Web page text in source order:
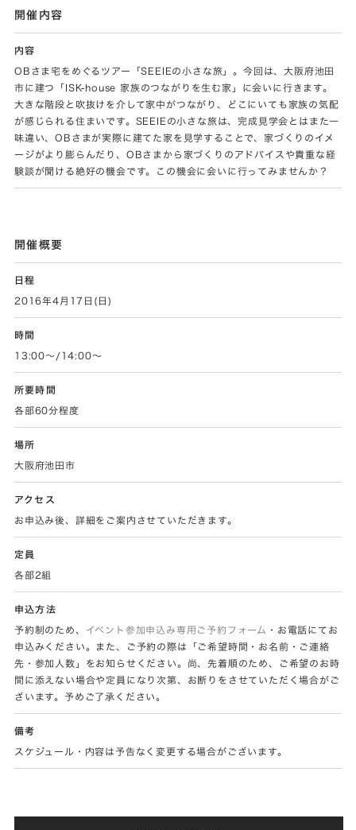
開催内容
内容
OBさま宅をめぐるツアー「SEEIEの小さな旅」。今回は、大阪府池田
市に建つ「ISK-house 家族のつながりを生む家」に会いに行きます。
大きな階段と吹抜けを介して家中がつながり、どこにいても家族の気配
が感じられる住まいです。SEEIEの小さな旅は、完成見学会とはまた一
味違い、OBさまが実際に建てた家を見学することで、家づくりのイメ
ージがより膨らんだり、OBさまから家づくりのアドバイスや貴重な経
験談が聞ける絶好の機会です。この機会に会いに行ってみませんか？
開催概要
日程
2016年4月17日(日)
時間
13:00〜/14:00～
所要時間
各部60分程度
場所
大阪府池田市
アクセス
お申込み後、詳細をご案内させていただきます。
定員
各部2組
申込方法
予約制のため、 イベント参加申込み専用ご予約フォーム
・お電話にてお
申込みください。また、ご予約の際は「ご希望時間・お名前・ご連絡
先・参加人数」をお知らせください。尚、先着順のため、ご希望のお時
間に添えない場合や定員になり次第、お断りをさせていただく場合がご
ざいます。予めご了承ください。
備考
スケジュール・内容は予告なく変更する場合がございます。